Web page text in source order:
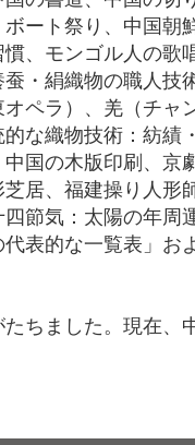
ート祭り、中国朝
、モンゴル人の
・絹織物の職人技
ペラ）、羌（チャ
な織物技術：紡
国の木版印刷、京
居、福建操り人形
節気：太陽の年周
表的な一覧表」お
ちました。現在、